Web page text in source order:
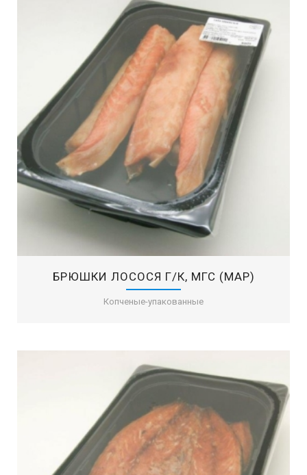
БРЮШКИ ЛОСОСЯ Г/К, МГС (MAP)
Копченые-упакованные